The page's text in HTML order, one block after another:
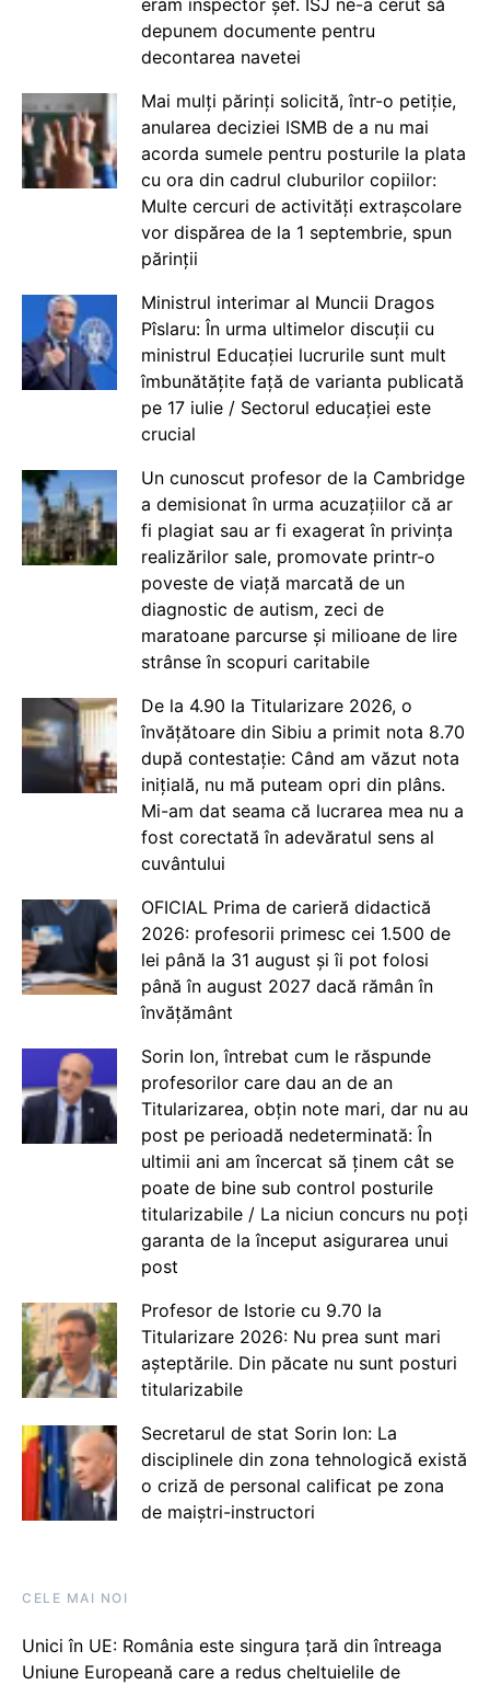
eram inspector șef. ISJ ne-a cerut să
depunem documente pentru
decontarea navetei
Mai mulți părinți solicită, într-o petiție,
anularea deciziei ISMB de a nu mai
acorda sumele pentru posturile la plata
cu ora din cadrul cluburilor copiilor:
Multe cercuri de activități extrașcolare
vor dispărea de la 1 septembrie, spun
părinții
Ministrul interimar al Muncii Dragos
Pîslaru: În urma ultimelor discuții cu
ministrul Educației lucrurile sunt mult
îmbunătățite față de varianta publicată
pe 17 iulie / Sectorul educației este
crucial
Un cunoscut profesor de la Cambridge
a demisionat în urma acuzațiilor că ar
fi plagiat sau ar fi exagerat în privința
realizărilor sale, promovate printr-o
poveste de viață marcată de un
diagnostic de autism, zeci de
maratoane parcurse și milioane de lire
strânse în scopuri caritabile
De la 4.90 la Titularizare 2026, o
învățătoare din Sibiu a primit nota 8.70
după contestație: Când am văzut nota
inițială, nu mă puteam opri din plâns.
Mi-am dat seama că lucrarea mea nu a
fost corectată în adevăratul sens al
cuvântului
OFICIAL Prima de carieră didactică
2026: profesorii primesc cei 1.500 de
lei până la 31 august și îi pot folosi
până în august 2027 dacă rămân în
învățământ
Sorin Ion, întrebat cum le răspunde
profesorilor care dau an de an
Titularizarea, obțin note mari, dar nu au
post pe perioadă nedeterminată: În
ultimii ani am încercat să ținem cât se
poate de bine sub control posturile
titularizabile / La niciun concurs nu poți
garanta de la început asigurarea unui
post
Profesor de Istorie cu 9.70 la
Titularizare 2026: Nu prea sunt mari
așteptările. Din păcate nu sunt posturi
titularizabile
Secretarul de stat Sorin Ion: La
disciplinele din zona tehnologică există
o criză de personal calificat pe zona
de maiștri-instructori
CELE MAI NOI
Unici în UE: România este singura țară din întreaga
Uniune Europeană care a redus cheltuielile de